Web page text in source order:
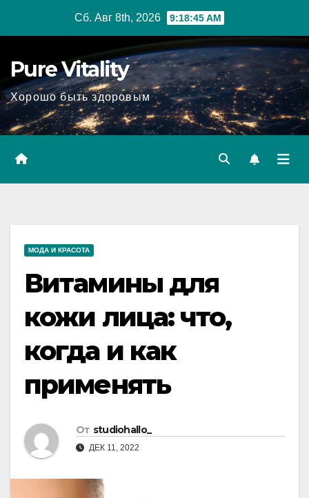
Сб. Авг 8th, 2026 9:18:46 AM
Pure Vitality
Хорошо быть здоровым
МОДА И КРАСОТА
Витамины для
кожи лица: что,
когда и как
применять
От studiohallo_
ДЕК 11, 2022